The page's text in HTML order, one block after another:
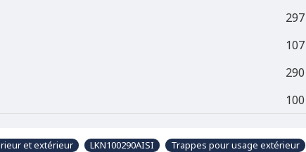
et extérieur LKN100290AISI Trappes pour usage extérieur